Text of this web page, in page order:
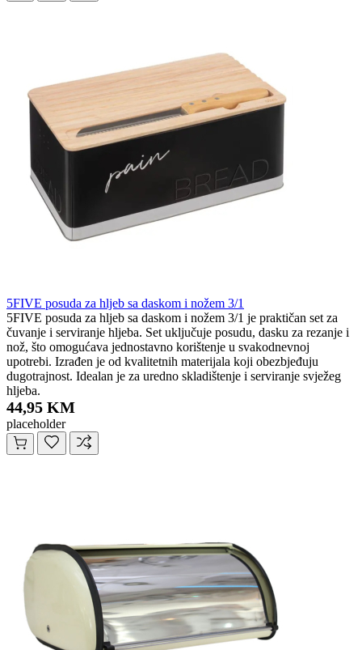
5FIVE posuda za hljeb sa daskom i nožem 3/1
5FIVE posuda za hljeb sa daskom i nožem 3/1 je praktičan set za
čuvanje i serviranje hljeba. Set uključuje posudu, dasku za rezanje i
nož, što omogućava jednostavno korištenje u svakodnevnoj
upotrebi. Izrađen je od kvalitetnih materijala koji obezbjeđuju
dugotrajnost. Idealan je za uredno skladištenje i serviranje svježeg
hljeba.
44,95 KM
placeholder